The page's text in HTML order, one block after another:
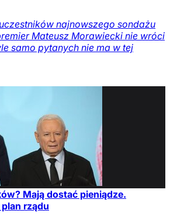
najnowszego sondażu
Mateusz Morawiecki nie wróci
samo pytanych nie ma w tej
Mają dostać pieniądze.
rządu